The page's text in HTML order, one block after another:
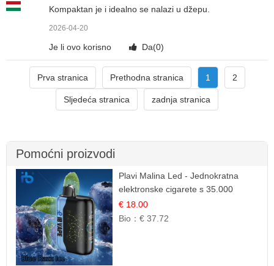
Kompaktan je i idealno se nalazi u džepu.
2026-04-20
Je li ovo korisno Da(0)
Prva stranica Prethodna stranica 1 2
Sljedeća stranica zadnja stranica
Pomoćni proizvodi
Plavi Malina Led - Jednokratna
elektronske cigarete s 35.000
šlukova | IBVape
€ 18.00
Bio：€ 37.72